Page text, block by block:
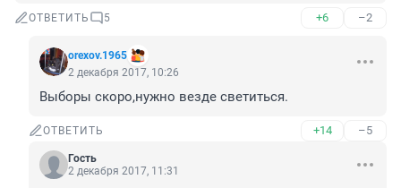
ОТВЕТИТЬ 5 +6 –2
orexov.1965
2 декабря 2017, 10:26
Выборы скоро,нужно везде светиться.
ОТВЕТИТЬ +14 –5
Гость
2 декабря 2017, 11:31